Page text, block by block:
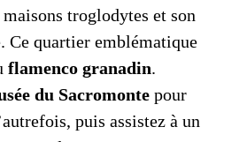
troglodytes et son
Ce quartier emblématique
flamenco granadin.
du Sacromontepour
puis assistez à un